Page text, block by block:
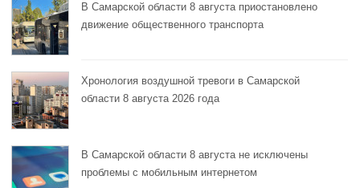
В Самарской области 8 августа приостановлено
движение общественного транспорта
Хронология воздушной тревоги в Самарской
области 8 августа 2026 года
В Самарской области 8 августа не исключены
проблемы с мобильным интернетом